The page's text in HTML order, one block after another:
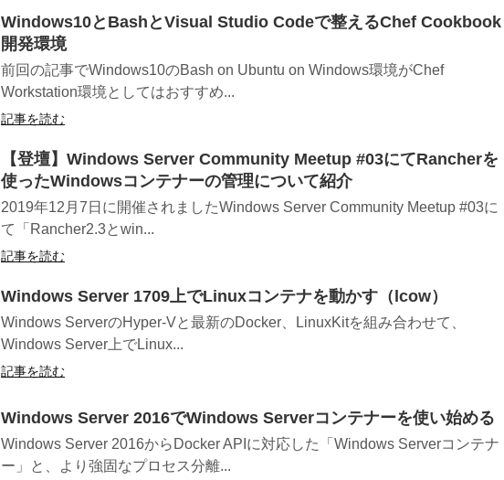
Windows10とBashとVisual Studio Codeで整えるChef Cookbook
開発環境
前回の記事でWindows10のBash on Ubuntu on Windows環境がChef
Workstation環境としてはおすすめ...
記事を読む
【登壇】Windows Server Community Meetup #03にてRancherを
使ったWindowsコンテナーの管理について紹介
2019年12月7日に開催されましたWindows Server Community Meetup #03に
て「Rancher2.3とwin...
記事を読む
Windows Server 1709上でLinuxコンテナを動かす（lcow）
Windows ServerのHyper-Vと最新のDocker、LinuxKitを組み合わせて、
Windows Server上でLinux...
記事を読む
Windows Server 2016でWindows Serverコンテナーを使い始める
Windows Server 2016からDocker APIに対応した「Windows Serverコンテナ
ー」と、より強固なプロセス分離...